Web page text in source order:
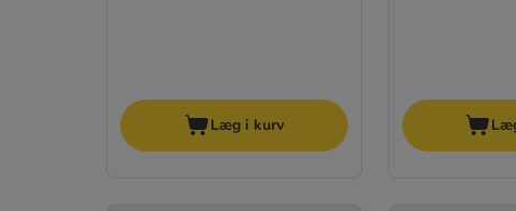
Læg i kurv